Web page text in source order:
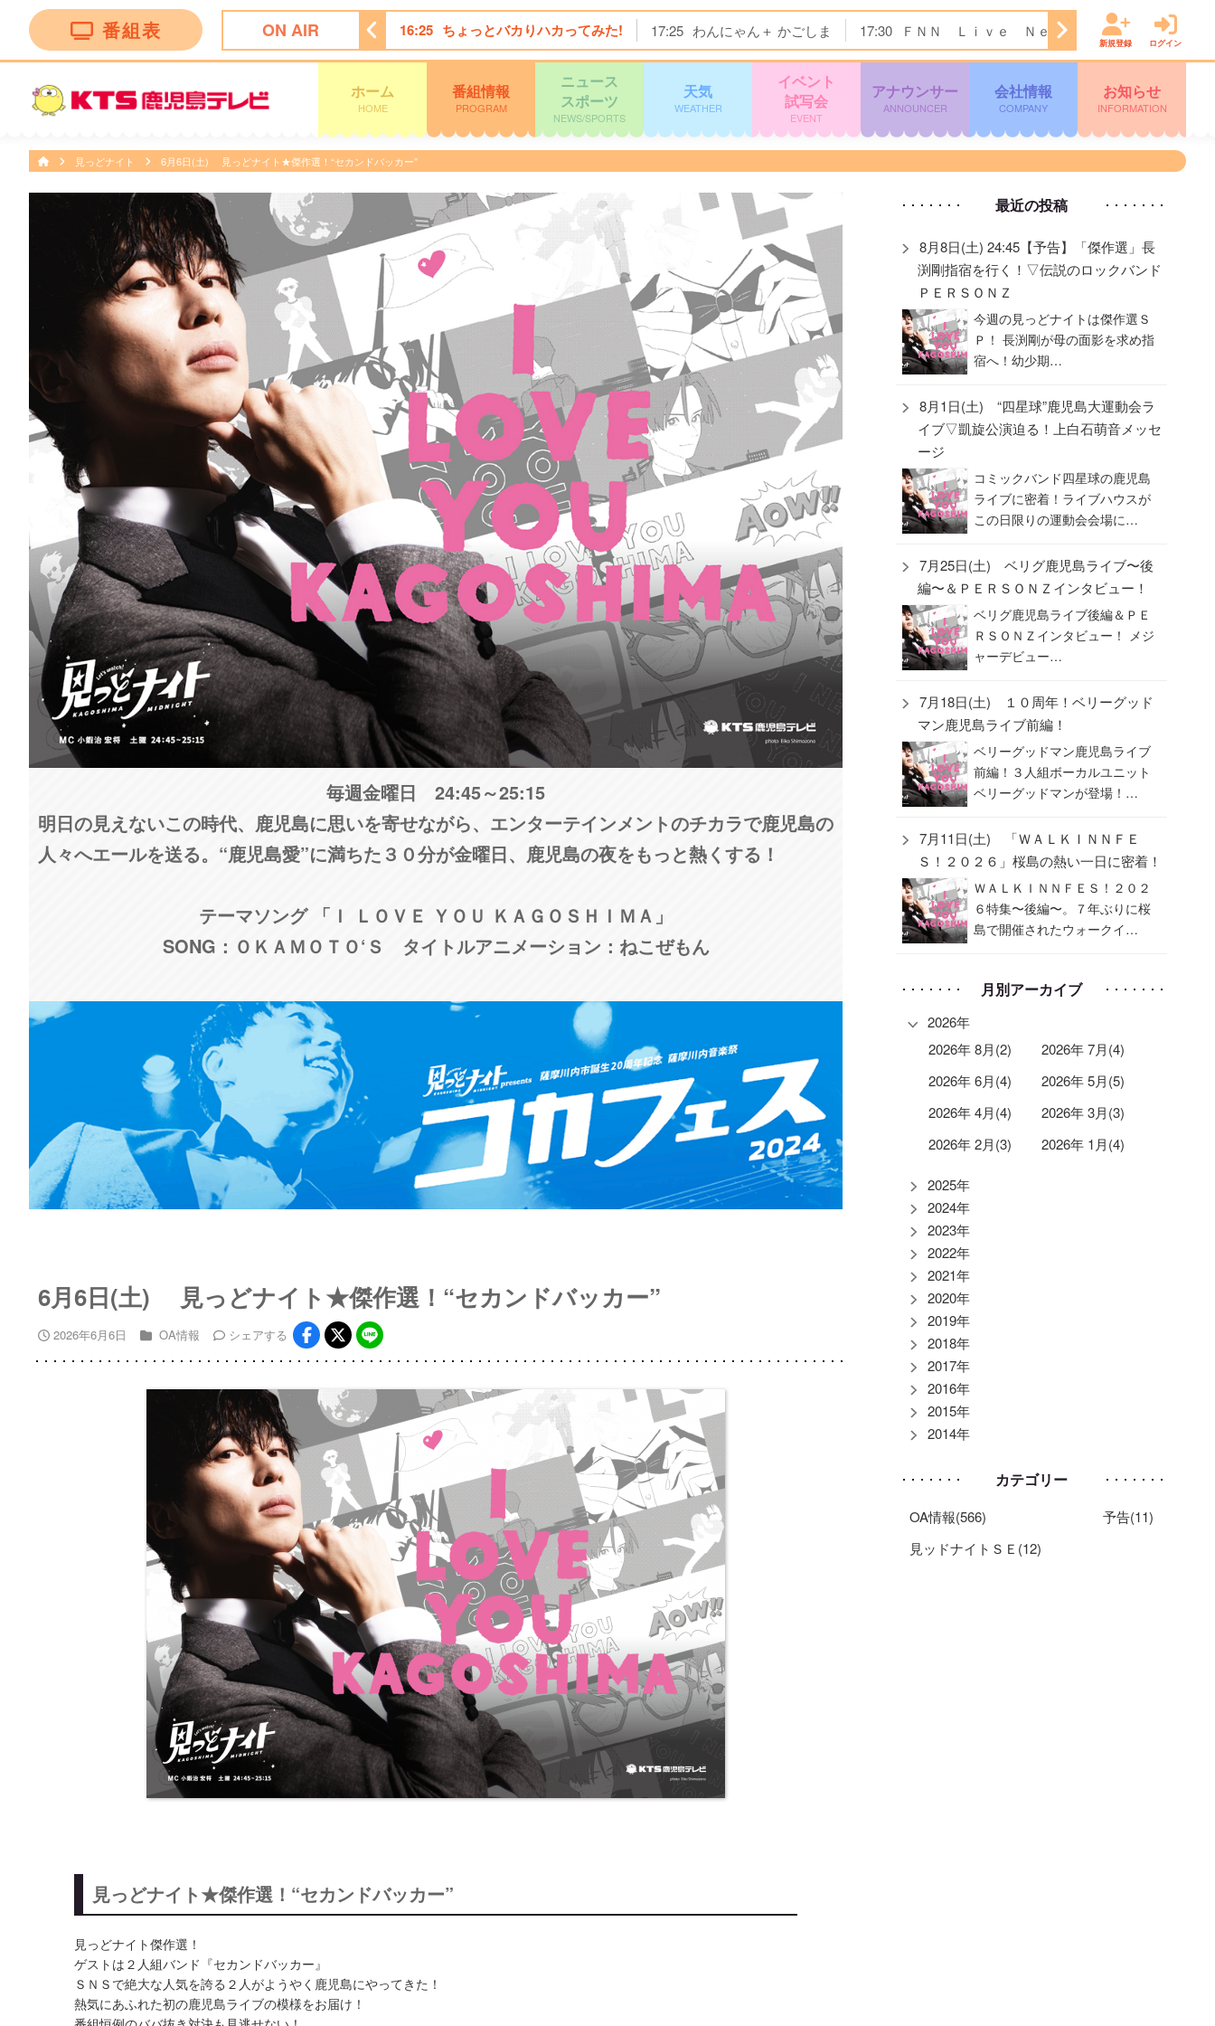
番組表 ON AIR
15:55 ＦＮＳ九州８局共同制作「ドキュメント九州」 16:25 ちょっとバカりハカってみた! 17:25 わんにゃん＋ かごしま 17:30 ＦＮＮ Ｌｉｖｅ Ｎｅｗｓ イット！ 18:00
新規登録 ログイン
ホーム
HOME
番組情報
PROGRAM
ニュース
スポーツ
NEWS/SPORTS
天気
WEATHER
イベント
試写会
EVENT
アナウンサー
ANNOUNCER
会社情報
COMPANY
お知らせ
INFORMATION
見っどナイト 6月6日(土) 見っどナイト★傑作選！“セカンドバッカー”
毎週金曜日 24:45～25:15
明日の見えないこの時代、鹿児島に思いを寄せながら、エンターテインメントのチカラで鹿児島の
人々へエールを送る。“鹿児島愛”に満ちた３０分が金曜日、鹿児島の夜をもっと熱くする！
テーマソング 「Ｉ ＬＯＶＥ ＹＯＵ ＫＡＧＯＳＨＩＭＡ」
SONG：ＯＫＡＭＯＴＯ‘Ｓ タイトルアニメーション：ねこぜもん
6月6日(土) 見っどナイト★傑作選！“セカンドバッカー”
2026年6月6日 OA情報 シェアする
見っどナイト★傑作選！“セカンドバッカー”
見っどナイト傑作選！
ゲストは２人組バンド『セカンドバッカー』
ＳＮＳで絶大な人気を誇る２人がようやく鹿児島にやってきた！
熱気にあふれた初の鹿児島ライブの模様をお届け！
最近の投稿
8月8日(土) 24:45【予告】「傑作選」長
渕剛指宿を行く！▽伝説のロックバンド
ＰＥＲＳＯＮＺ
今週の見っどナイトは傑作選Ｓ
Ｐ！ 長渕剛が母の面影を求め指
宿へ！幼少期…
8月1日(土) “四星球”鹿児島大運動会ラ
イブ▽凱旋公演迫る！上白石萌音メッセ
ージ
コミックバンド四星球の鹿児島
ライブに密着！ライブハウスが
この日限りの運動会会場に…
7月25日(土) ベリグ鹿児島ライブ〜後
編〜＆ＰＥＲＳＯＮＺインタビュー！
ベリグ鹿児島ライブ後編＆ＰＥ
ＲＳＯＮＺインタビュー！ メジ
ャーデビュー…
7月18日(土) １０周年！ベリーグッド
マン鹿児島ライブ前編！
ベリーグッドマン鹿児島ライブ
前編！３人組ボーカルユニット
ベリーグッドマンが登場！…
7月11日(土) 「ＷＡＬＫＩＮＮＦＥ
Ｓ！２０２６」桜島の熱い一日に密着！
ＷＡＬＫＩＮＮＦＥＳ！２０２
６特集〜後編〜。７年ぶりに桜
島で開催されたウォークイ…
月別アーカイブ
2026年
2026年 8月(2)
2026年 7月(4)
2026年 6月(4)
2026年 5月(5)
2026年 4月(4)
2026年 3月(3)
2026年 2月(3)
2026年 1月(4)
2025年
2024年
2023年
2022年
2021年
2020年
2019年
2018年
2017年
2016年
2015年
2014年
カテゴリー
OA情報(566)
予告(11)
見ッドナイトＳＥ(12)